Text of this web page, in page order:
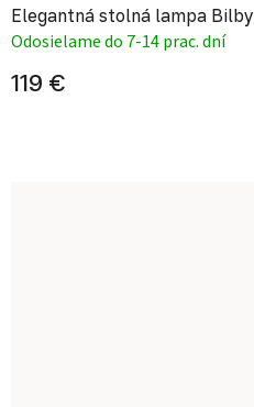
Elegantná stolná lampa Bilby
Odosielame do 7-14 prac. dní
119 €